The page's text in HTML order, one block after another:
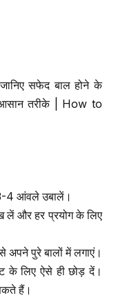
सफेद बाल होने के
तरीके | How to
4 आंवले उबालें।
लें और हर प्रयोग के लिए
पुरे बालों में लगाएं।
के लिए ऐसे ही छोड़ दें।
हैं।